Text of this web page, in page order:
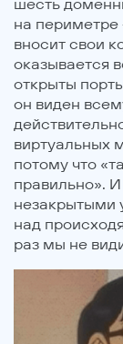
шесть
на периметре
вносит свои
оказывается
открыты
он виден
виртуальных
потому что
правильно».
незакрытыми
над
раз мы не